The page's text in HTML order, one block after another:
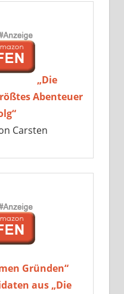
„Die
Abenteuer
Carsten
Gründen“
aus „Die